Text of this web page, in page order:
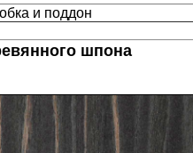
и поддон
шпона